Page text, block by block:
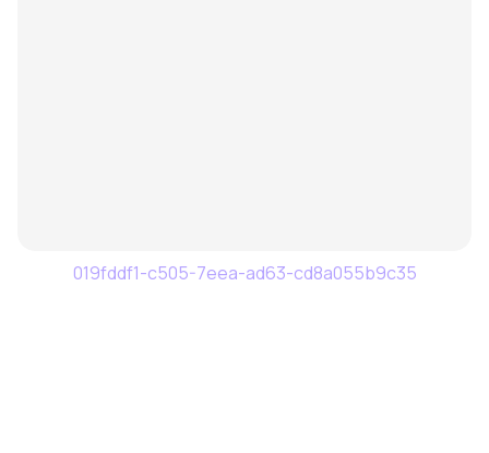
019fddf1-c505-7eea-ad63-cd8a055b9c35